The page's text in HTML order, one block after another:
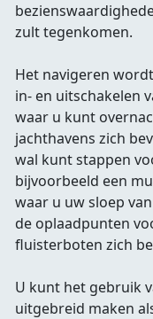
zult tegenkomen.
Het navigeren
in- en uitschakelen
waar u kunt
jachthavens zich
wal kunt stappen
bijvoorbeeld een
waar u uw sloep
de oplaadpunten
fluisterboten zich
U kunt het gebruik
uitgebreid maken